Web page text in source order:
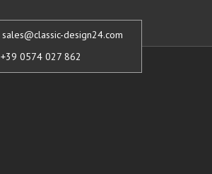
sales@classic-design24.com
+39 0574 027 862